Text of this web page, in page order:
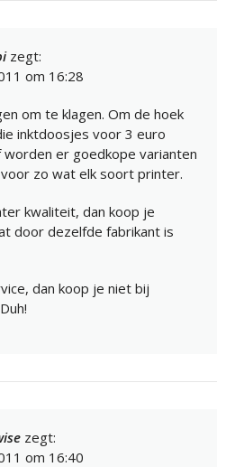
zegt:
om 16:28
om te klagen. Om de hoek
inktdoosjes voor 3 euro
worden er goedkope varianten
zo wat elk soort printer.
kwaliteit, dan koop je
door dezelfde fabrikant is
dan koop je niet bij
zegt:
om 16:40